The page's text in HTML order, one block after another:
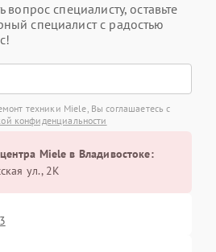
вопрос специалисту, оставьте
специалист с радостью
техники Miele, Вы соглашаетесь с
конфиденциальности
Miele в Владивостоке:
ул., 2К